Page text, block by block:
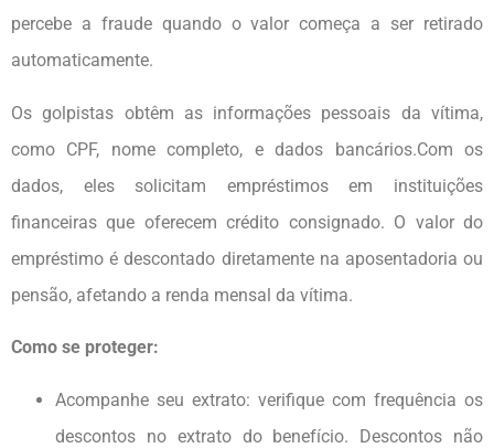
percebe a fraude quando o valor começa a ser retirado
automaticamente.
Os golpistas obtêm as informações pessoais da vítima,
como CPF, nome completo, e dados bancários.Com os
dados, eles solicitam empréstimos em instituições
financeiras que oferecem crédito consignado. O valor do
empréstimo é descontado diretamente na aposentadoria ou
pensão, afetando a renda mensal da vítima.
Como se proteger:
Acompanhe seu extrato: verifique com frequência os
descontos no extrato do benefício. Descontos não